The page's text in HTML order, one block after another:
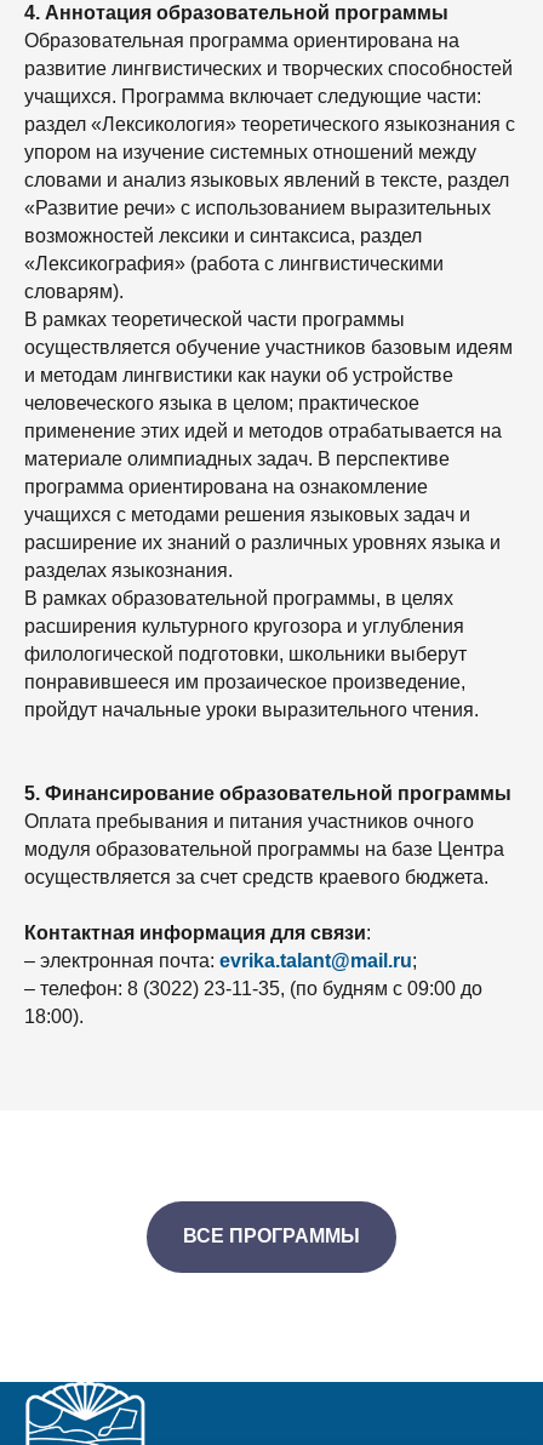
4. Аннотация образовательной программы
Образовательная программа ориентирована на
развитие лингвистических и творческих способностей
учащихся. Программа включает следующие части:
раздел «Лексикология» теоретического языкознания с
упором на изучение системных отношений между
словами и анализ языковых явлений в тексте, раздел
«Развитие речи» с использованием выразительных
возможностей лексики и синтаксиса, раздел
«Лексикография» (работа с лингвистическими
словарям).
В рамках теоретической части программы
осуществляется обучение участников базовым идеям
и методам лингвистики как науки об устройстве
человеческого языка в целом; практическое
применение этих идей и методов отрабатывается на
материале олимпиадных задач. В перспективе
программа ориентирована на ознакомление
учащихся с методами решения языковых задач и
расширение их знаний о различных уровнях языка и
разделах языкознания.
В рамках образовательной программы, в целях
расширения культурного кругозора и углубления
филологической подготовки, школьники выберут
понравившееся им прозаическое произведение,
пройдут начальные уроки выразительного чтения.
5. Финансирование образовательной программы
Оплата пребывания и питания участников очного
модуля образовательной программы на базе Центра
осуществляется за счет средств краевого бюджета.
Контактная информация для связи:
– электронная почта: evrika.talant@mail.ru;
– телефон: 8 (3022) 23-11-35, (по будням с 09:00 до
18:00).
ВСЕ ПРОГРАММЫ